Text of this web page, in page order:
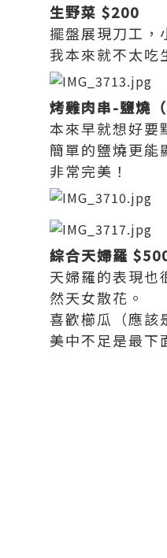
生野菜 $200
擺盤展現刀工，
我本來就不太吃
烤雞肉串-鹽燒
本來早就想好要
簡單的鹽燒更能
非常完美！
綜合天婦羅
天婦羅的表現也
然天女散花。
喜歡櫛瓜（應該
美中不足是最下